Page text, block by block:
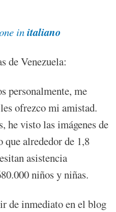
initaliano
de Venezuela:
personalmente, me
ofrezco mi amistad.
he visto las imágenes de
que alrededor de 1,8
asistencia
niños y niñas.
de inmediato en el blog